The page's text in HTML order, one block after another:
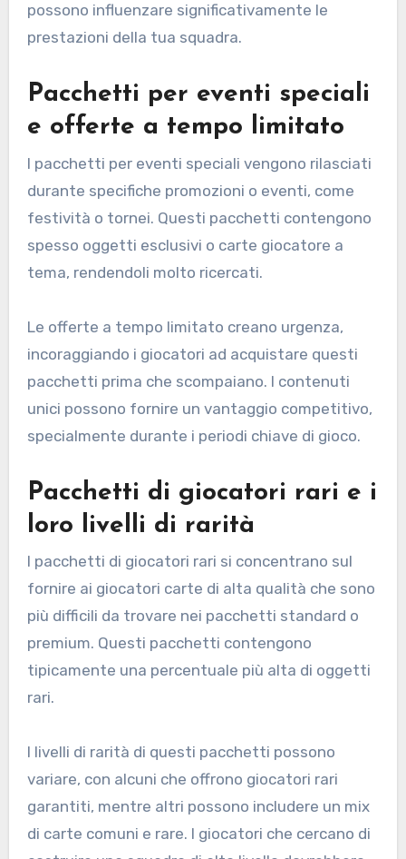
possono influenzare significativamente le
prestazioni della tua squadra.
Pacchetti per eventi speciali
e offerte a tempo limitato
I pacchetti per eventi speciali vengono rilasciati
durante specifiche promozioni o eventi, come
festività o tornei. Questi pacchetti contengono
spesso oggetti esclusivi o carte giocatore a
tema, rendendoli molto ricercati.
Le offerte a tempo limitato creano urgenza,
incoraggiando i giocatori ad acquistare questi
pacchetti prima che scompaiano. I contenuti
unici possono fornire un vantaggio competitivo,
specialmente durante i periodi chiave di gioco.
Pacchetti di giocatori rari e i
loro livelli di rarità
I pacchetti di giocatori rari si concentrano sul
fornire ai giocatori carte di alta qualità che sono
più difficili da trovare nei pacchetti standard o
premium. Questi pacchetti contengono
tipicamente una percentuale più alta di oggetti
rari.
I livelli di rarità di questi pacchetti possono
variare, con alcuni che offrono giocatori rari
garantiti, mentre altri possono includere un mix
di carte comuni e rare. I giocatori che cercano di